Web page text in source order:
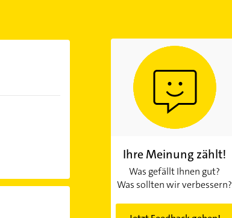
Ihre Meinung zählt!
Was gefällt Ihnen gut?
Was sollten wir verbessern?